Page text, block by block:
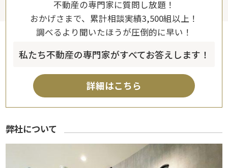
不動産の専門家に質問し放題！
おかげさまで、累計相談実績3,500組以上！
調べるより聞いたほうが圧倒的に早い！
私たち不動産の専門家がすべてお答えします！
詳細はこちら
弊社について